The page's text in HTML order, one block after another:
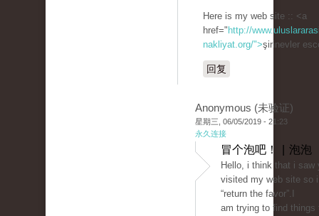
Here is my web site :: <a
href=" http://
nakliyat.org/">şirinevler
回复
Anonymous (未验证)
星期三, 06/05/2019 - 21:23
永久连接
冒个泡吧！ | 泡泡
Hello, i think that i saw
visited my web site so
“return the favor”.I
am trying to find things